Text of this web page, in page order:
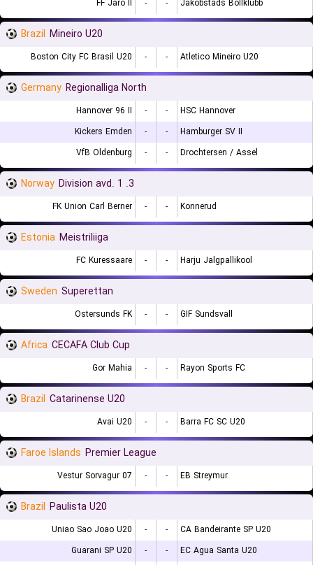
FF Jaro II - - Jakobstads Bollklubb
Brazil Mineiro U20
Boston City FC Brasil U20 - - Atletico Mineiro U20
Germany Regionalliga North
Hannover 96 II - -
HSC Hannover
Kickers Emden
- -
Hamburger SV II
VfB Oldenburg
- - Drochtersen / Assel
Norway 3. Division avd. 1
FK Union Carl Berner - - Konnerud
Estonia Meistriliiga
FC Kuressaare - - Harju Jalgpallikool
Sweden Superettan
Ostersunds FK - - GIF Sundsvall
Africa CECAFA Club Cup
Gor Mahia - - Rayon Sports FC
Brazil Catarinense U20
Avai U20 - - Barra FC SC U20
Faroe Islands Premier League
07 Vestur Sorvagur - - EB Streymur
Brazil Paulista U20
Uniao Sao Joao U20 - -
CA Bandeirante SP U20
Guarani SP U20
- -
EC Agua Santa U20